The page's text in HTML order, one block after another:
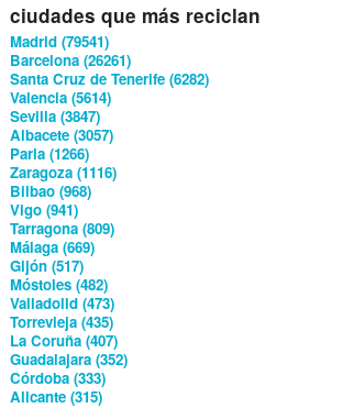
ciudades que más reciclan
Madrid (79541)
Barcelona (26261)
Santa Cruz de Tenerife (6282)
Valencia (5614)
Sevilla (3847)
Albacete (3057)
Parla (1266)
Zaragoza (1116)
Bilbao (968)
Vigo (941)
Tarragona (809)
Málaga (669)
Gijón (517)
Móstoles (482)
Valladolid (473)
Torrevieja (435)
La Coruña (407)
Guadalajara (352)
Córdoba (333)
Alicante (315)